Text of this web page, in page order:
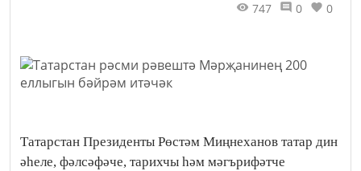
747 0 0
Татарстан Президенты Рөстәм Миңнеханов татар дин
әһеле, фәлсәфәче, тарихчы һәм мәгърифәтче